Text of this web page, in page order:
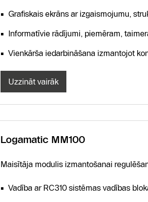
Grafiskais ekrāns ar izgaismojumu,
Informatīvie rādījumi, piemēram,
Vienkārša iedarbināšana izmantojot
Uzzināt vairāk
Logamatic MM100
Maisītāja modulis izmantošanai
Vadība ar RC310 sistēmas vadības